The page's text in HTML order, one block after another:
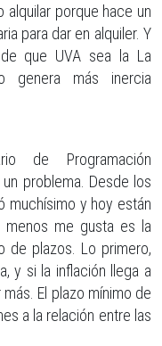
porque hace un
para dar en alquiler. Y
que UVA sea la La
genera más inercia
de Programación
problema. Desde los
muchísimo y hoy están
me gusta es la
de plazos. Lo primero,
y si la inflación llega a
El plazo mínimo de
a la relación entre las